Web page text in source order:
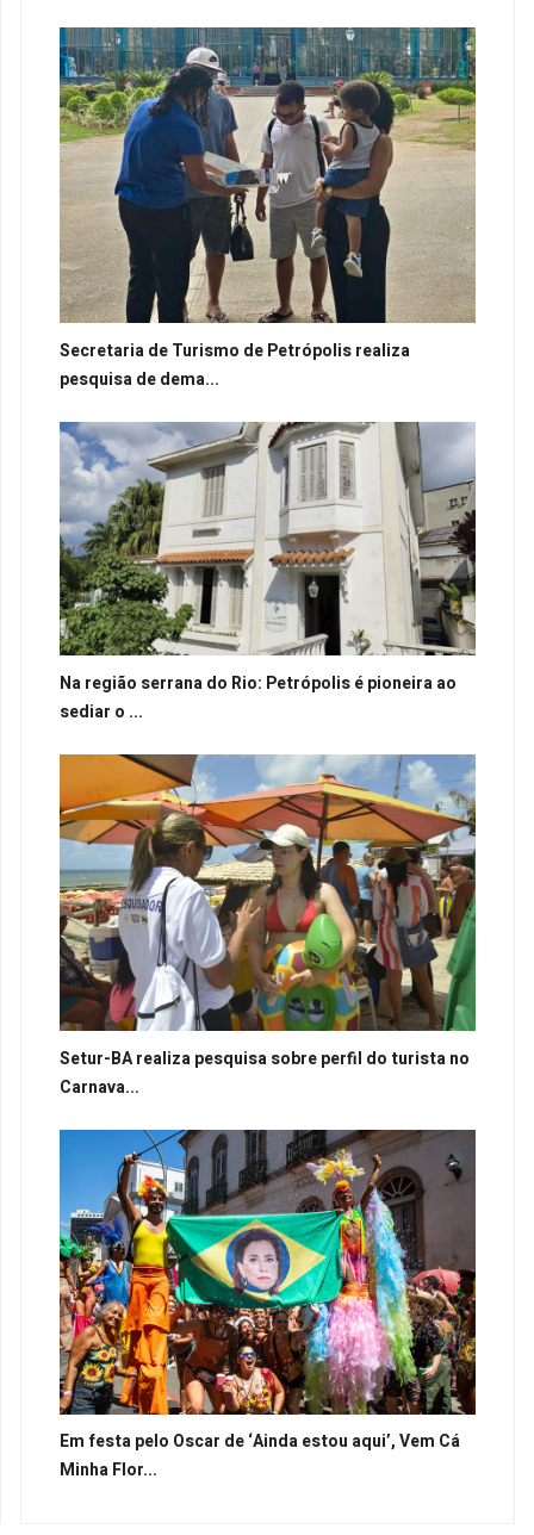
Secretaria de Turismo de Petrópolis realiza
pesquisa de dema...
Na região serrana do Rio: Petrópolis é pioneira ao
sediar o ...
Setur-BA realiza pesquisa sobre perfil do turista no
Carnava...
Em festa pelo Oscar de ‘Ainda estou aqui’, Vem Cá
Minha Flor...